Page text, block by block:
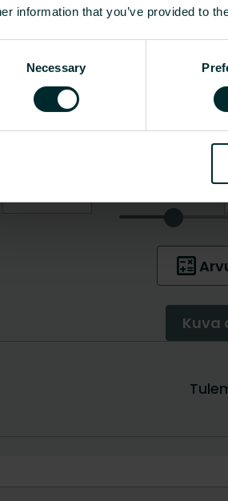
information that you’ve provided to
Necessary